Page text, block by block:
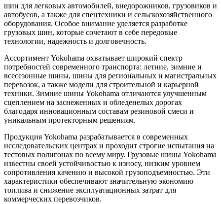
шин для легковых автомобилей, внедорожников, грузовиков и
автобусов, а также для спецтехники и сельскохозяйственного
оборудования. Особое внимание уделяется разработке
грузовых шин, которые сочетают в себе передовые
технологии, надежность и долговечность.
Ассортимент Yokohama охватывает широкий спектр
потребностей современного транспорта: летние, зимние и
всесезонные шины, шины для региональных и магистральных
перевозок, а также модели для строительной и карьерной
техники. Зимние шины Yokohama отличаются улучшенным
сцеплением на заснеженных и обледенелых дорогах
благодаря инновационным составам резиновой смеси и
уникальным протекторным решениям.
Продукция Yokohama разрабатывается в современных
исследовательских центрах и проходит строгие испытания на
тестовых полигонах по всему миру. Грузовые шины Yokohama
известны своей устойчивостью к износу, низким уровнем
сопротивления качению и высокой грузоподъемностью. Эти
характеристики обеспечивают значительную экономию
топлива и снижение эксплуатационных затрат для
коммерческих перевозчиков.